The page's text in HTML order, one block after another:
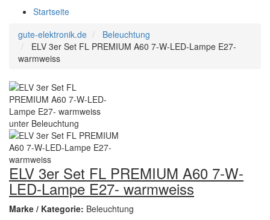
Startseite
gute-elektronik.de
Beleuchtung
ELV 3er Set FL PREMIUM A60 7-W-LED-Lampe E27-
warmweiss
ELV 3er Set FL PREMIUM A60 7-W-
LED-Lampe E27- warmweiss
Marke / Kategorie: Beleuchtung